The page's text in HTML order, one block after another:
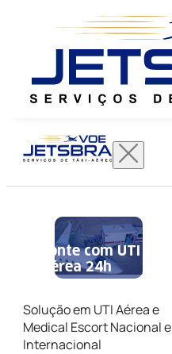
Conte com UTI
Aérea 24h
Solução em UTI Aérea e
Medical Escort Nacional e
Internacional